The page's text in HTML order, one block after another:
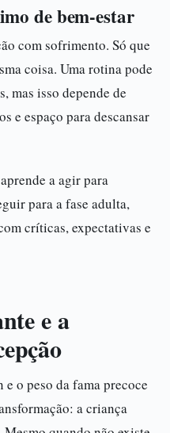
de bem-estar
com sofrimento. Só que
coisa. Uma rotina pode
mas isso depende de
e espaço para descansar
a agir para
para a fase adulta,
críticas, expectativas e
e a
o peso da fama precoce
a criança